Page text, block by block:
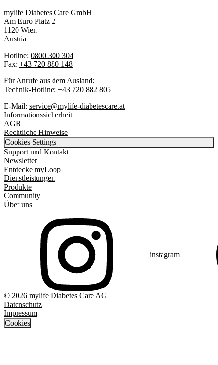
mylife Diabetes Care GmbH
Am Euro Platz 2
1120 Wien
Austria
Hotline: 0800 300 304
Fax: +43 720 880 148
Für Anrufe aus dem Ausland:
Technik-Hotline: +43 720 882 805
E-Mail: service@mylife-diabetescare.at
Informationssicherheit
AGB
Rechtliche Hinweise
Cookies Settings
Support und Kontakt
Newsletter
Entdecke myLoop
Dienstleistungen
Produkte
Community
Über uns
instagram
© 2026 mylife Diabetes Care AG
Datenschutz
Impressum
Cookies